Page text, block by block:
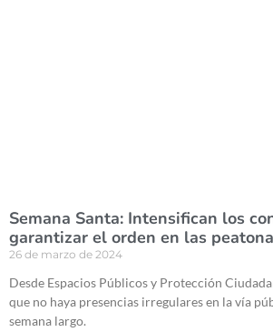
Semana Santa: Intensifican los
garantizar el orden en las
26 de marzo de 2024
Desde Espacios Públicos y Protección
que no haya presencias irregulares en la vía
semana largo.